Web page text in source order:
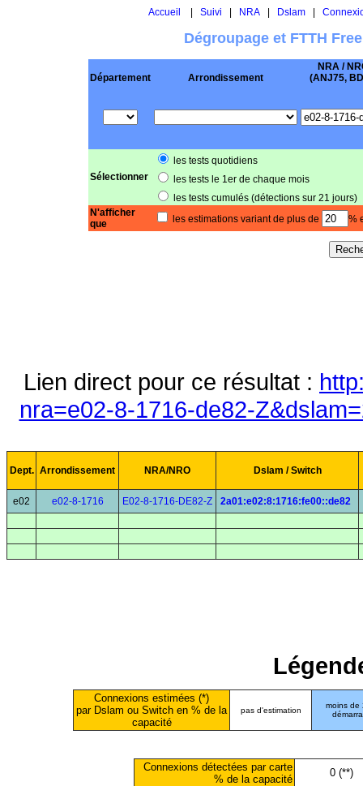
Accueil Suivi NRA| Dslam|
Dégroupage et FTTH
Département Arrondissement
NRA /
(ANJ75,
Sélectionner
les tests quotidiens
les tests le 1er de chaque mois
les tests cumulés (détections sur 21 jours)
N'afficher
que
les estimations variant de plus de %
Lien direct pour ce résultat :
nra=e02-8-1716-de82-
Dept. Arrondissement NRA/NRO Dslam / Switch
e02 e02-8-1716 E02-8-1716-DE82-Z 2a01:e02:8:1716:fe00::de82
Connexions estimées (*)
par Dslam ou Switch en % de la
capacité
pas d'estimation
moins de
Connexions détectées par carte
% de la capacité
0 (**)